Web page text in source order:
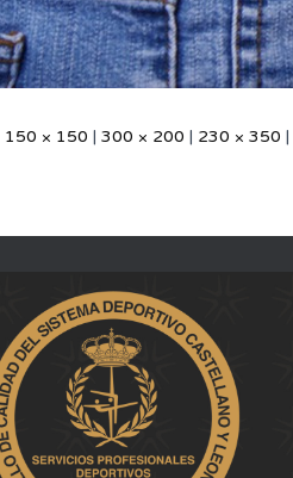
150 × 150 | 300 × 200 | 230 × 350 |